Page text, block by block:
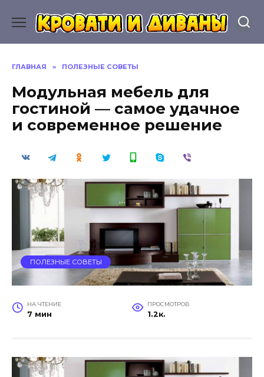
содержанию
ГЛАВНАЯ » ПОЛЕЗНЫЕ СОВЕТЫ
Модульная мебель для
гостиной — самое удачное
и современное решение
ПОЛЕЗНЫЕ СОВЕТЫ
НА ЧТЕНИЕ
7 мин
ПРОСМОТРОВ
1.2к.